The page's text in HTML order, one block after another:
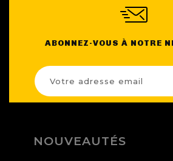
ABONNEZ-VOUS À NOTRE
NOUVEAUTÉS